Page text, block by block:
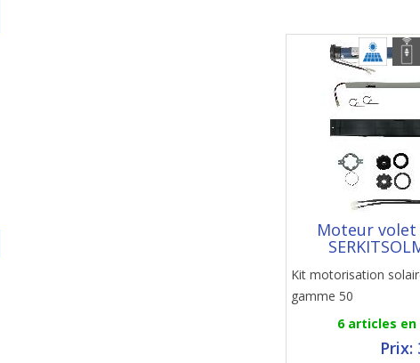
Moteur
Kit motorisation
gamme 50
6 articles
Prix: